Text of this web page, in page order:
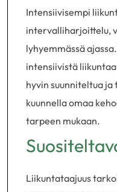
Intensiivisempi
intervalliharjoittelu,
lyhyemmässä
intensiivistä
hyvin suunniteltua
kuunnella omaa
tarpeen mukaan.
Liikuntataajuus